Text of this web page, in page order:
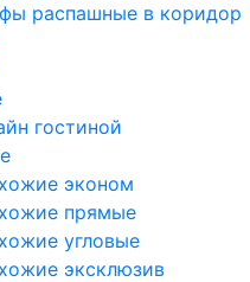
распашные в коридор
гостиной
эконом
прямые
угловые
эксклюзив